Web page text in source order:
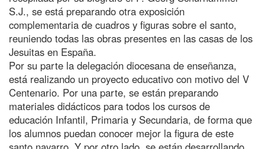
S.J., se está preparando otra exposición
complementaria de cuadros y figuras sobre el santo,
reuniendo todas las obras presentes en las casas de los
Jesuitas en España.
Por su parte la delegación diocesana de enseñanza,
está realizando un proyecto educativo con motivo del V
Centenario. Por una parte, se están preparando
materiales didácticos para todos los cursos de
educación Infantil, Primaria y Secundaria, de forma que
los alumnos puedan conocer mejor la figura de este